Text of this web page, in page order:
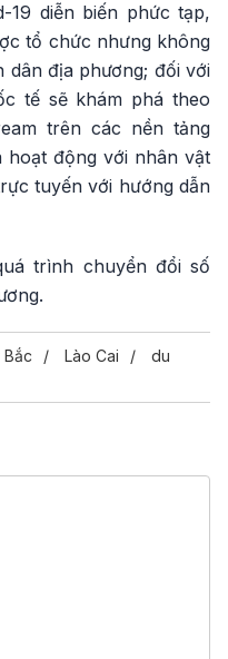
19 diễn biến phức tạp,
tổ chức nhưng không
địa phương; đối với
tế sẽ khám phá theo
trên các nền tảng
hoạt động với nhân vật
tuyến với hướng dẫn
trình chuyển đổi số
Lào Cai
du